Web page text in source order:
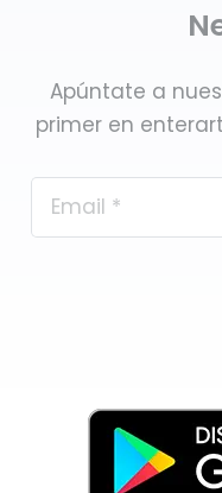
Apúntate a
primer en